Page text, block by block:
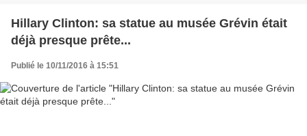
Hillary Clinton: sa statue au musée Grévin était
déjà presque prête...
Publié le 10/11/2016 à 15:51